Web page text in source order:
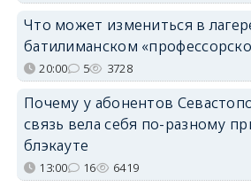
Что может измениться в
батилиманском
20:00 5 3728
Почему у абонентов
связь вела себя по-разному
блэкауте
13:00 16 6419